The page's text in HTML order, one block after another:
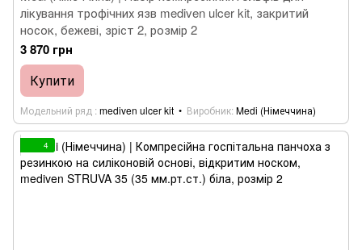
лікування трофічних язв mediven ulcer kit, закритий
носок, бежеві, зріст 2, розмір 2
3 870 грн
Купити
Модельний ряд mediven ulcer kit Виробник Medi (Німеччина)
4